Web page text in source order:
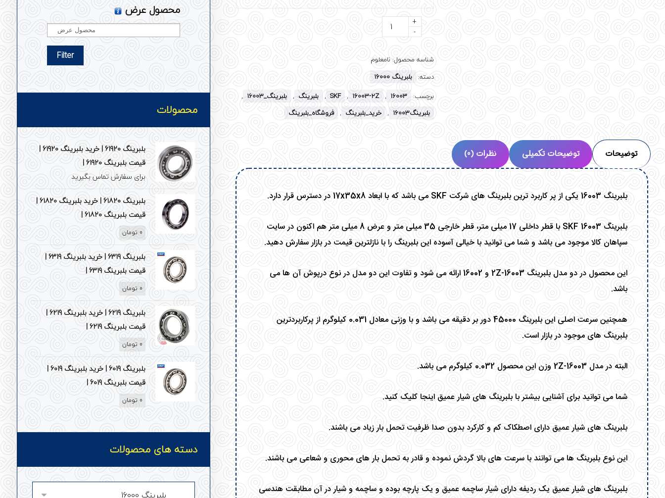
+
-
شناسه محصول:نامعلوم
دسته: بلبرینگ 16000
برچسب:
16003
,
16003-2Z
,
SKF
, بلبرینگ , بلبرینگ_16003
,
بلبرینگ16003
, خرید_بلبرینگ , فروشگاه_بلبرینگ
توضیحات توضیحات تکمیلی نظرات (0)
بلبرینگ 16003 یکی از پر کاربرد ترین بلبرینگ های شرکت SKF می باشد که با ابعاد 17x35x8 در دسترس قرار دارد.
بلبرینگ 16003 SKF
با قطر داخلی 17 میلی متر، قطر خارجی 35 میلی متر و عرض 8 میلی متر هم اکنون در سایت
سپاهان کالا موجود می باشد و شما می توانید با خیالی آسوده این بلبرینگ را با نازلترین قیمت در بازار سفارش دهید.
این محصول در دو مدل بلبرینگ 16003-2Z و 16002 ارائه می شود و تفاوت این دو مدل در نوع درپوش آن ها می
باشد.
همچنین سرعت اصلی این بلبرینگ 45000 دور بر دقیقه می باشد و با وزنی معادل 0.031 کیلوگرم از پرکاربردترین
بلبرینگ های موجود در بازار است.
البته در مدل 16003-2Z وزن این محصول 0.032 کیلوگرم می باشد.
شما می توانید برای آشنایی بیشتر بابلبرینگ های شیار عمیق اینجا کلیک کنید.
بلبرینگ های شیار عمیق دارای اصطکاک کم و کارکرد بدون صدا ظرفیت تحمل بار زیاد می باشند.
این نوع بلبرینگ ها می توانند با سرعت های بالا گردش نموده و قادر به تحمل بار های محوری و شعاعی می باشند.
بلبرینگ های شیار عمیق یک ردیفه دارای شیار ساچمه عمیق و یک پارچه بوده و ساچمه و شیار در آن مطابقت هندسی
محصول عرض
Filter
محصولات
بلبرینگ 61920 | خرید بلبرینگ 61920 |
قیمت بلبرینگ 61920 |
برای سفارش تماس بگیرید
بلبرینگ 61820 | خرید بلبرینگ 61820 |
قیمت بلبرینگ 61820 |
0 تومان
بلبرینگ 6319 | خرید بلبرینگ 6319 |
قیمت بلبرینگ 6319 |
0 تومان
بلبرینگ 6219 | خرید بلبرینگ 6219 |
قیمت بلبرینگ 6219 |
0 تومان
بلبرینگ 6019 | خرید بلبرینگ 6019 |
قیمت بلبرینگ 6019 |
0 تومان
دسته های محصولات